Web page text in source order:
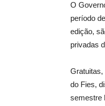
O
período
edição,
privadas
Gratuitas,
do Fies,
semestre